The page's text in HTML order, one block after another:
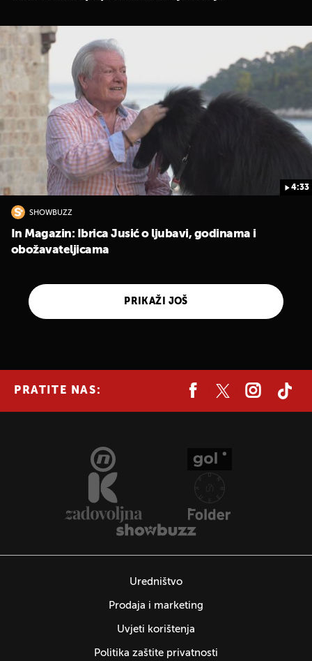
4:33
SHOWBUZZ
In Magazin: Ibrica Jusić o ljubavi, godinama i
obožavateljicama
PRIKAŽI JOŠ
PRATITE NAS:
Uredništvo
Prodaja i marketing
Uvjeti korištenja
Politika zaštite privatnosti